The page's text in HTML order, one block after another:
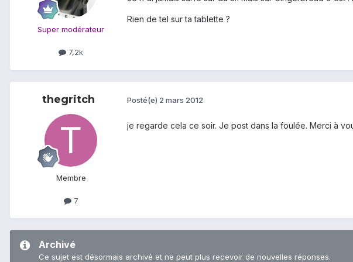
Super modérateur
7,2k
Rien de tel sur ta tablette ?
thegritch
Membre
7
Posté(e) 2 mars 2012
je regarde cela ce soir. Je post dans la foulée. Merci à
Archivé
Ce sujet est désormais archivé et ne peut plus recevoir de nouvelles réponses.